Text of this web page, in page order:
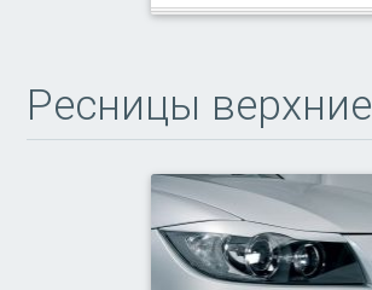
Ресницы верхние